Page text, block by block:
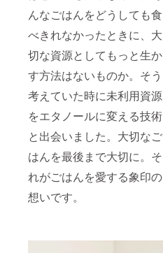
んなごはんをどうしても食
べきれなかったときに、大
切な資源としてもっと生か
す方法はないものか。そう
考えていた時に未利用資源
をエタノールに変える技術
と出会いました。大切なご
はんを最後まで大切に。そ
れがごはんを愛する象印の
想いです。